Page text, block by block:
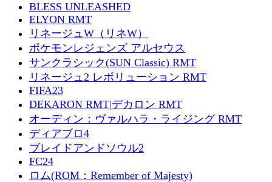
BLESS UNLEASHED
ELYON RMT
リネージュW（リネW）
ポケモンレジェンズ アルセウス
サンクラシック(SUN Classic) RMT
リネージュ2 レボリューション RMT
FIFA23
DEKARON RMT|デカロン RMT
オーディン：ヴァルハラ・ライジング RMT
ディアブロ4
ブレイドアンドソウル2
FC24
ロム(ROM：Remember of Majesty)